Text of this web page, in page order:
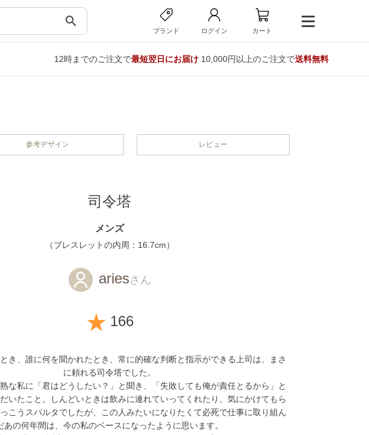
search
ブランド ログイン カート
12時までのご注文で最短翌日にお届け10,000円以上のご注文で送料無料
参考デザイン レビュー
司令塔
メンズ
（ブレスレットの内周：16.7cm）
ariesさん
★ 166
き、誰に何を聞かれたとき、常に的確な判断と指示ができる上司は、まさ
に頼れる司令塔でした。
な私に「君はどうしたい？」と聞き、「失敗しても俺が責任とるから」と
いたこと。しんどいときは飲みに連れていってくれたり、気にかけてもら
こうスパルタでしたが、この人みたいになりたくて必死で仕事に取り組ん
あの何年間は、今の私のベースになったように思います。